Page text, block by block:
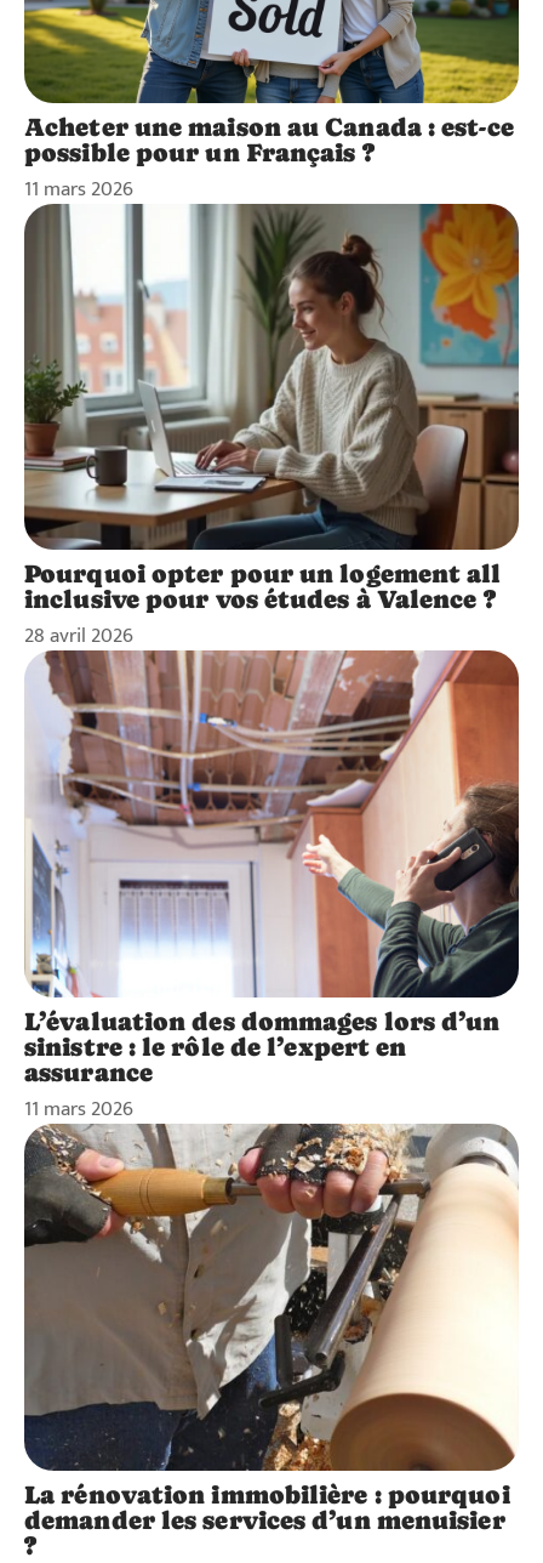
Acheter une maison au Canada : est-ce
possible pour un Français ?
11 mars 2026
Pourquoi opter pour un logement all
inclusive pour vos études à Valence ?
28 avril 2026
L’évaluation des dommages lors d’un
sinistre : le rôle de l’expert en
assurance
11 mars 2026
La rénovation immobilière : pourquoi
demander les services d’un menuisier
?